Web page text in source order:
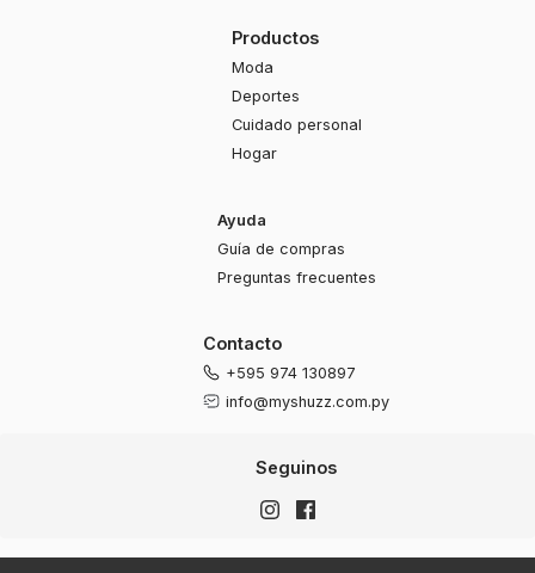
Productos
Moda
Deportes
Cuidado personal
Hogar
Ayuda
Guía de compras
Preguntas frecuentes
Contacto
+595 974 130897
info@myshuzz.com.py
Seguinos